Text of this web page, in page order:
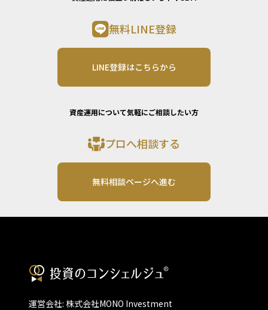
無料LINE登録
LINE登録はこちらから
資産運用について気軽にご相談したい方
プロへ相談する
無料相談ページへ進む
運営会社: 株式会社MONO Investment